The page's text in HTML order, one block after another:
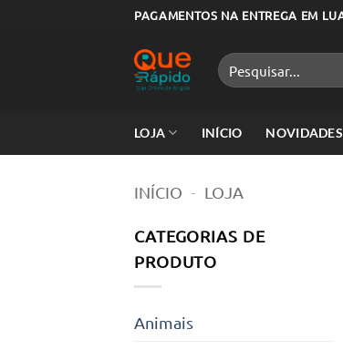
PAGAMENTOS NA ENTREGA EM
Pesquisar
por:
LOJA INÍCIO NOVIDADES
INÍCIO - LOJA
CATEGORIAS DE
PRODUTO
Animais